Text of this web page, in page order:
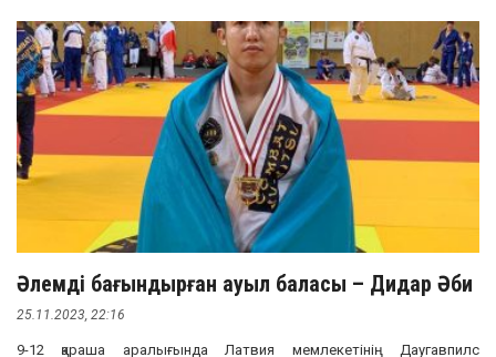
Әлемді бағындырған ауыл баласы – Дидар Әби
25.11.2023, 22:16
9-12 қараша аралығында Латвия мемлекетінің Даугавпилс